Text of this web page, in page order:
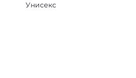
Унисекс